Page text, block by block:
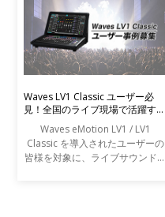
Waves LV1 Classic ユーザー必
見！全国のライブ現場で活躍する
Waves eMotion LV1 / LV1
Classic を導入されたユーザーの
皆様を対象に、ライブサウンドの